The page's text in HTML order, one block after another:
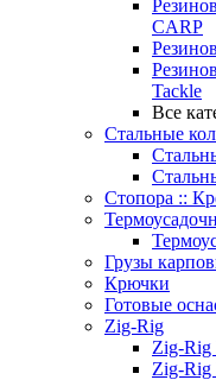
CARP
Tackle
Все
Стальные
Стопора ::
Грузы
Крючки
Готовые
Zig-Rig
Zig-Rig
Zig-Rig